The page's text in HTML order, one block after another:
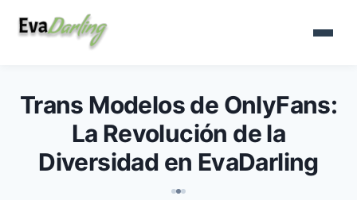
Trans Modelos de OnlyFans:
La Revolución de la
Diversidad en EvaDarling